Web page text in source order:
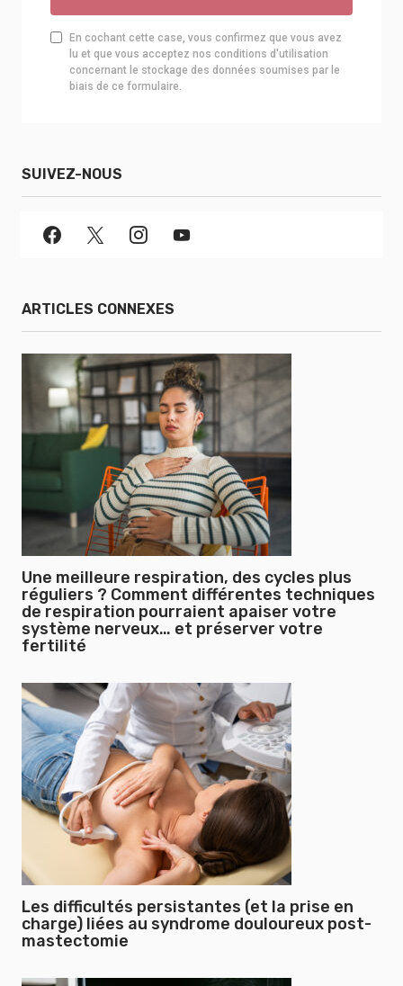
En cochant cette case, vous confirmez que vous avez
lu et que vous acceptez nos conditions d'utilisation
concernant le stockage des données soumises par le
biais de ce formulaire.
SUIVEZ-NOUS
ARTICLES CONNEXES
Une meilleure respiration, des cycles plus
réguliers ? Comment différentes techniques
de respiration pourraient apaiser votre
système nerveux… et préserver votre
fertilité
Les difficultés persistantes (et la prise en
charge) liées au syndrome douloureux post-
mastectomie